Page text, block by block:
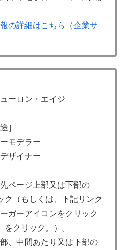
の詳細はこちら（企業サ
ーロン・エイジ
］
モデラー
ザイナー
ページ上部又は下部の
ク（もしくは、下記リンク
ガーアイコンをクリック
クリック。）。
、中間あたり又は下部の